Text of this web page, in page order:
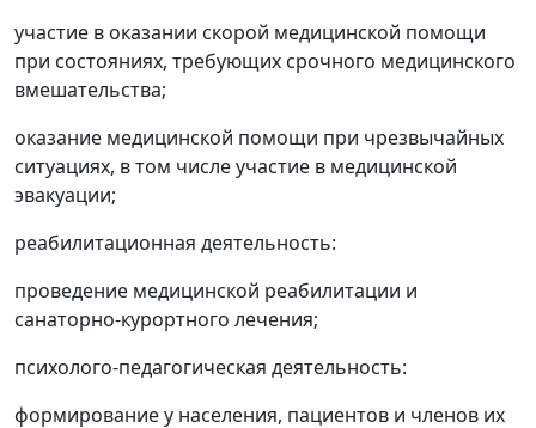
участие в оказании скорой медицинской помощи
при состояниях, требующих срочного медицинского
вмешательства;
оказание медицинской помощи при чрезвычайных
ситуациях, в том числе участие в медицинской
эвакуации;
реабилитационная деятельность:
проведение медицинской реабилитации и
санаторно-курортного лечения;
психолого-педагогическая деятельность:
формирование у населения, пациентов и членов их